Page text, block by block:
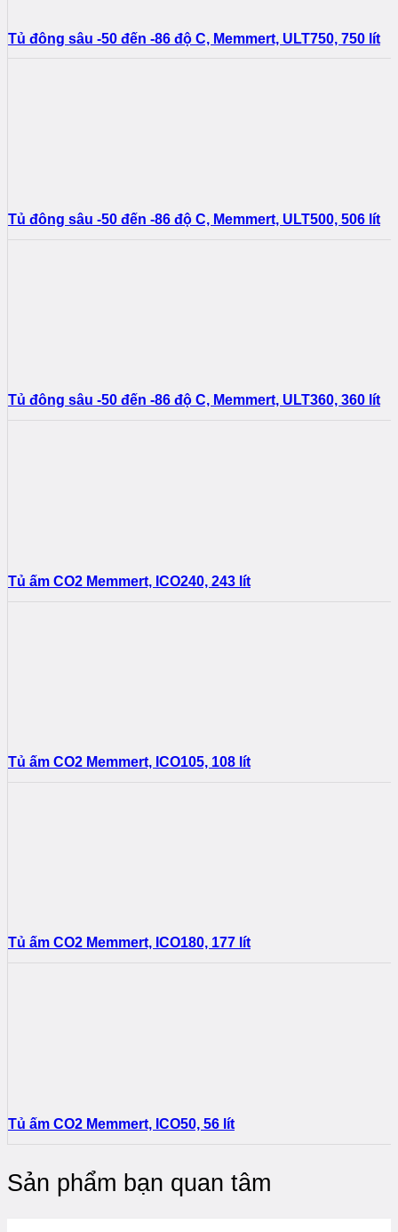
Tủ đông sâu -50 đến -86 độ C, Memmert, ULT750, 750 lít
Tủ đông sâu -50 đến -86 độ C, Memmert, ULT500, 506 lít
Tủ đông sâu -50 đến -86 độ C, Memmert, ULT360, 360 lít
Tủ ấm CO2 Memmert, ICO240, 243 lít
Tủ ấm CO2 Memmert, ICO105, 108 lít
Tủ ấm CO2 Memmert, ICO180, 177 lít
Tủ ấm CO2 Memmert, ICO50, 56 lít
Sản phẩm bạn quan tâm